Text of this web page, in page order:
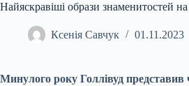
Найяскравіші образи знаменитостей на
Ксенія Савчук 01.11.2023
Минулого року Голлівуд представив